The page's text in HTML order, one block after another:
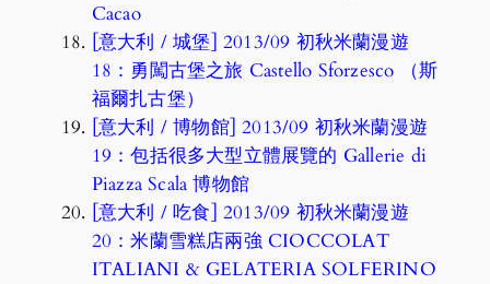
Cacao
[意大利 / 城堡] 2013/09 初秋米蘭漫遊
18：勇闖古堡之旅 Castello Sforzesco （斯
福爾扎古堡）
[意大利 / 博物館] 2013/09 初秋米蘭漫遊
19：包括很多大型立體展覽的 Gallerie di
Piazza Scala 博物館
[意大利 / 吃食] 2013/09 初秋米蘭漫遊
20：米蘭雪糕店兩強 CIOCCOLAT
ITALIANI & GELATERIA SOLFERINO